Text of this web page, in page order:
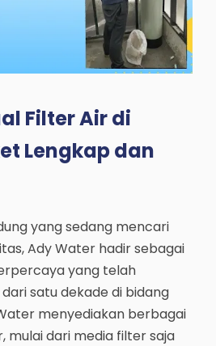
Filter Air di
Lengkap dan
yang sedang mencari
Ady Water hadir sebagai
yang telah
satu dekade di bidang
menyediakan berbagai
mulai dari media filter saja